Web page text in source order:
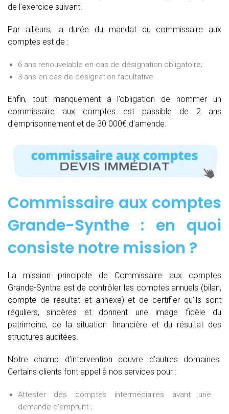
de l’exercice suivant.
Par ailleurs, la durée du mandat du commissaire aux
comptes est de :
6 ans renouvelable en cas de désignation obligatoire;
3 ans en cas de désignation facultative.
Enfin, tout manquement à l’obligation de nommer un
commissaire aux comptes est passible de 2 ans
d’emprisonnement et de 30 000€ d’amende.
Commissaire aux comptes
Grande-Synthe : en quoi
consiste notre mission ?
La mission principale de Commissaire aux comptes
Grande-Synthe est de contrôler les comptes annuels (bilan,
compte de résultat et annexe) et de certifier qu’ils sont
réguliers, sincères et donnent une image fidèle du
patrimoine, de la situation financière et du résultat des
structures auditées.
Notre champ d’intervention couvre d’autres domaines.
Certains clients font appel à nos services pour :
Attester des comptes intermédiaires avant une
demande d’emprunt ;